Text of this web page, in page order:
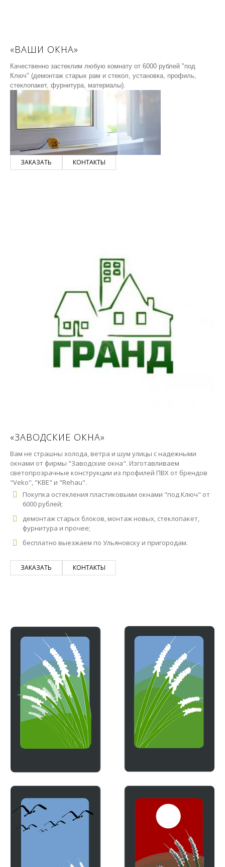
«ВАШИ ОКНА»
Качественно застеклим любую комнату от 6000 рублей "под
Ключ" (демонтаж старых рам и стекол, установка, профиль,
стеклопакет, фурнитура, материалы).
ЗАКАЗАТЬ КОНТАКТЫ
«ЗАВОДСКИЕ ОКНА»
Вам не страшны холода, ветра и шум улицы с надежными
окнами от фирмы "Заводские окна". Изготавливаем
светопрозрачные конструкции из профилей ПВХ от брендов
"Veko", "KBE" и "Rehau".
Покупка остекления пластиковыми окнами "под Ключ" от
6000 рублей;
демонтаж старых блоков, монтаж новых, стеклопакет,
фурнитура и прочее;
бесплатно выезжаем по Ульяновску и пригородам.
ЗАКАЗАТЬ КОНТАКТЫ